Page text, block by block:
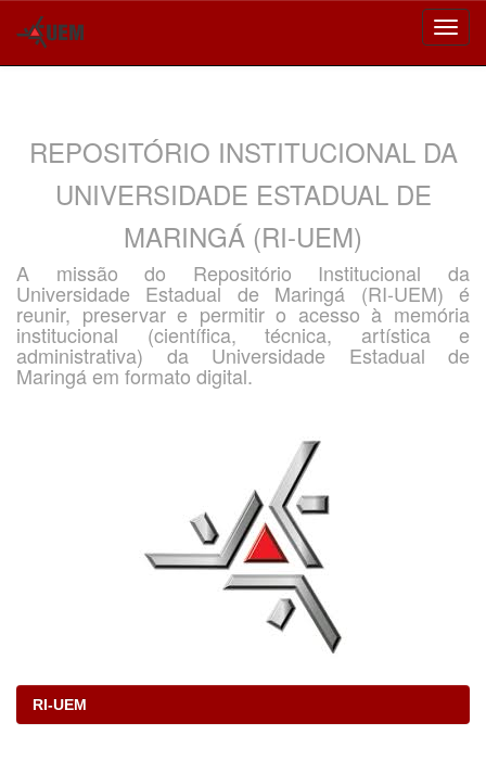
REPOSITÓRIO INSTITUCIONAL DA
UNIVERSIDADE ESTADUAL DE
MARINGÁ (RI-UEM)
A missão do Repositório Institucional da
Universidade Estadual de Maringá (RI-UEM) é
reunir, preservar e permitir o acesso à memória
institucional (científica, técnica, artística e
administrativa) da Universidade Estadual de
Maringá em formato digital.
RI-UEM